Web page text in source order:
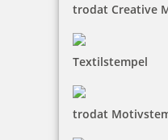
trodat Creative
Textilstempel
trodat